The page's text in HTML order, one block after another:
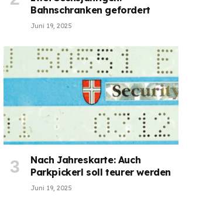
Bahnschranken gefordert
Juni 19, 2025
Nach Jahreskarte: Auch
Parkpickerl soll teurer werden
Juni 19, 2025